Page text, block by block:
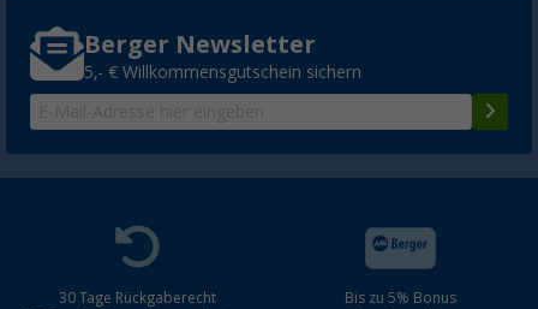
Berger Newsletter
5,- € Willkommensgutschein sichern
30 Tage Rückgaberecht
Bis zu 5% Bonus